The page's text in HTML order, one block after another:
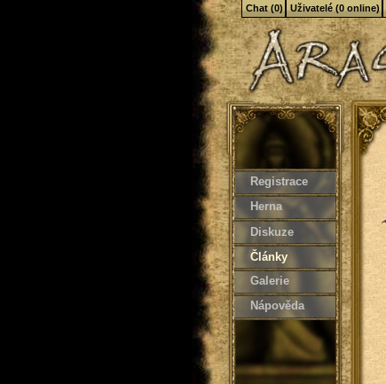
Registrace
Herna
Diskuze
Články
Galerie
Nápověda
Chat (0) Uživatelé (0 online)